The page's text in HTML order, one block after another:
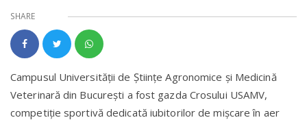
SHARE
Campusul Universității de Științe Agronomice și Medicină
Veterinară din București a fost gazda Crosului USAMV,
competiție sportivă dedicată iubitorilor de mișcare în aer